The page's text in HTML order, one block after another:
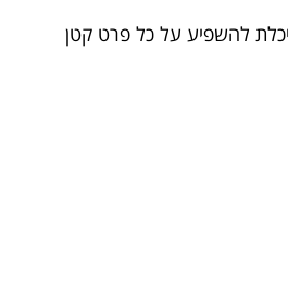
להשפיע על כל פרט קטן